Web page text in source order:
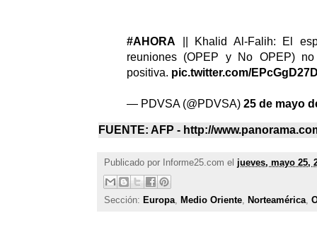
#AHORA || Khalid Al-Falih: El
reuniones (OPEP y No OPEP)
positiva. pic.twitter.com/
— PDVSA (@PDVSA) 25 de mayo
FUENTE: AFP - http://
Publicado por Informe25.com el jueves, mayo 25,
Sección: Europa Medio Oriente Norteamérica